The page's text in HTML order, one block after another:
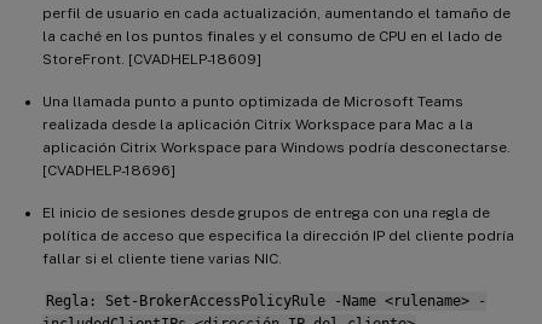
perfil de usuario en cada actualización, aumentando el tamaño de
la caché en los puntos finales y el consumo de CPU en el lado de
StoreFront. [CVADHELP-18609]
Una llamada punto a punto optimizada de Microsoft Teams
realizada desde la aplicación Citrix Workspace para Mac a la
aplicación Citrix Workspace para Windows podría desconectarse.
[CVADHELP-18696]
El inicio de sesiones desde grupos de entrega con una regla de
política de acceso que especifica la dirección IP del cliente podría
fallar si el cliente tiene varias NIC.
Regla: Set-BrokerAccessPolicyRule -Name <rulename> -